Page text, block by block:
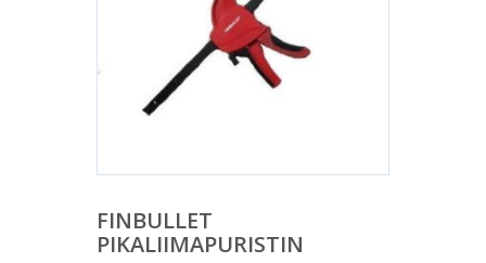
FINBULLET
PIKALIIMAPURISTIN